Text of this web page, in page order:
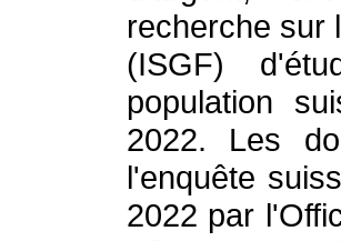
recherche sur
(ISGF)
population
2022. Les
l'enquête
2022 par